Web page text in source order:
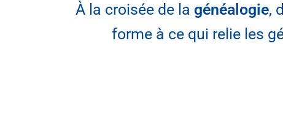
À la croisée de la généalogie,
forme à ce qui relie les